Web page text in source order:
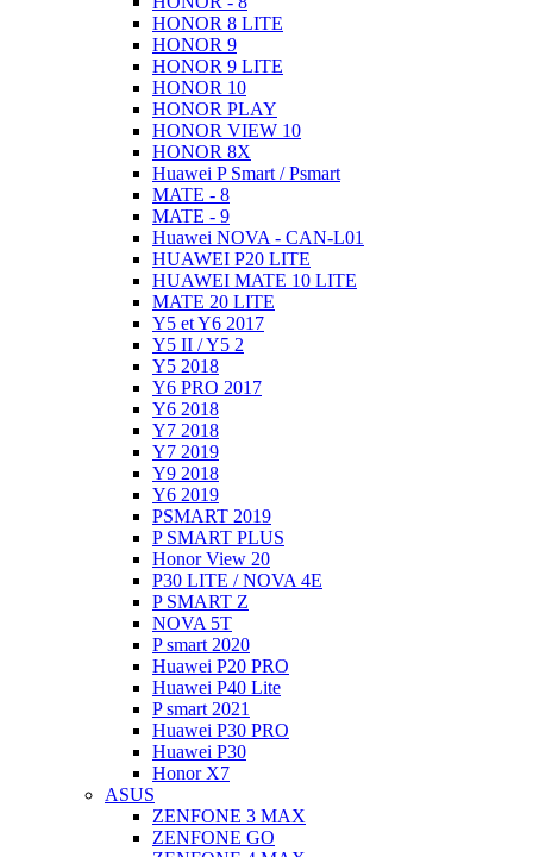
HONOR 8 LITE
HONOR 9
HONOR 9 LITE
HONOR 10
HONOR PLAY
HONOR VIEW 10
HONOR 8X
Huawei P Smart / Psmart
MATE - 8
MATE - 9
Huawei NOVA - CAN-L01
HUAWEI P20 LITE
HUAWEI MATE 10 LITE
MATE 20 LITE
Y5 et Y6 2017
Y5 II / Y5 2
Y5 2018
Y6 PRO 2017
Y6 2018
Y7 2018
Y7 2019
Y9 2018
Y6 2019
PSMART 2019
P SMART PLUS
Honor View 20
P30 LITE / NOVA 4E
P SMART Z
NOVA 5T
P smart 2020
Huawei P20 PRO
Huawei P40 Lite
P smart 2021
Huawei P30 PRO
Huawei P30
Honor X7
ASUS
ZENFONE 3 MAX
ZENFONE GO